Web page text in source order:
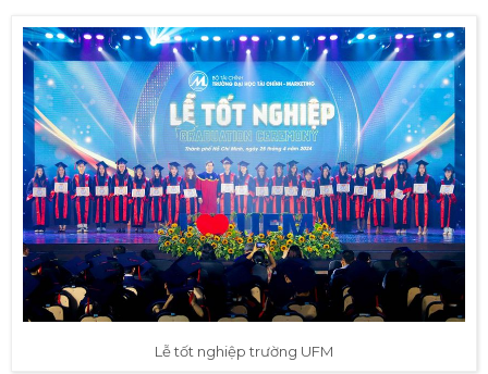
Lễ tốt nghiệp trường UFM